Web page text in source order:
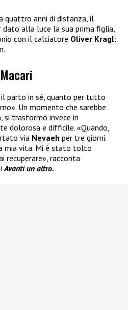
quattro anni di distanza, il
alla luce la sua prima figlia,
con il calciatore Oliver Kragl:
parto in sé, quanto per tutto
Un momento che sarebbe
si trasformò invece in
dolorosa e difficile. «Quando,
via Nevaeh per tre giorni.
mia vita. Mi è stato tolto
recuperare», racconta
Avanti un altro.